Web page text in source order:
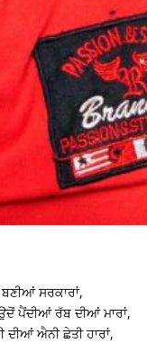
ਸਰਕਾਰਾਂ,
ਪੈਂਦੀਆਂ ਰੱਬ ਦੀਆਂ ਮਾਰਾਂ,
ਦੀਆਂ ਐਨੀ ਛੇਤੀ ਹਾਰਾਂ,